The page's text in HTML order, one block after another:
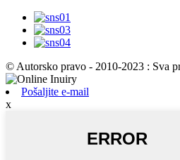
© Autorsko pravo - 2010-2023 : Sva
Pošaljite e-mail
x